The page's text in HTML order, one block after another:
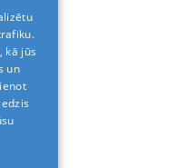
kā jūs
un